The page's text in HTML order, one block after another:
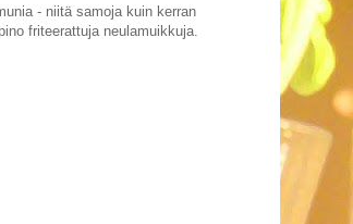
- niitä samoja kuin kerran
friteerattuja neulamuikkuja.